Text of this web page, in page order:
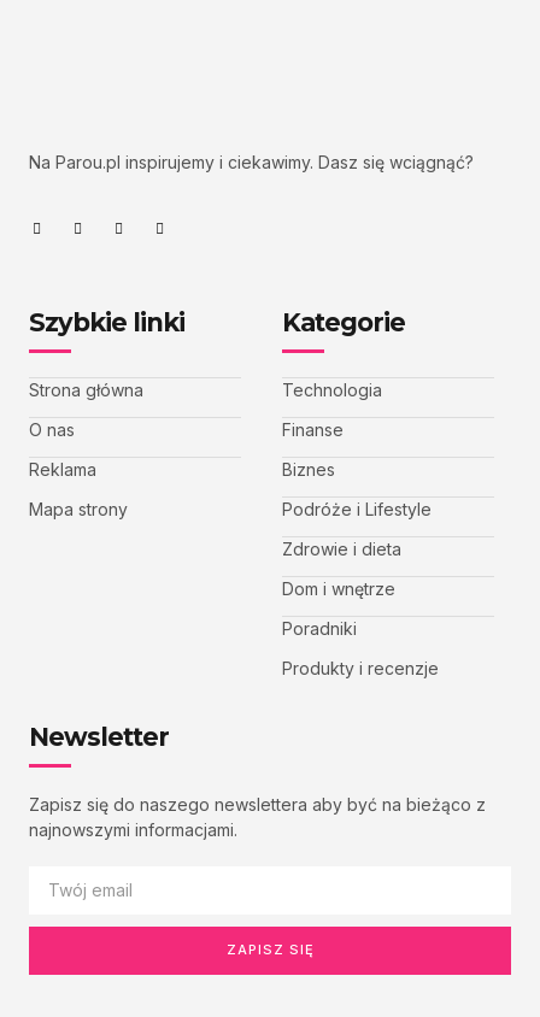
Na Parou.pl inspirujemy i ciekawimy. Dasz się wciągnąć?
Szybkie linki
Strona główna
O nas
Reklama
Mapa strony
Kategorie
Technologia
Finanse
Biznes
Podróże i Lifestyle
Zdrowie i dieta
Dom i wnętrze
Poradniki
Produkty i recenzje
Newsletter
Zapisz się do naszego newslettera aby być na bieżąco z
najnowszymi informacjami.
ZAPISZ SIĘ